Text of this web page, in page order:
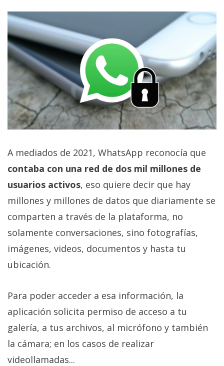
/
Aviso
Legal
El medio de
comunicación
digital donde
encontrarás
todas las
noticias sobre
tecnología,
apps,
informática,
videojuegos,
comparativas,
tutoriales.
El Grupo
Informático
2026.Algunos
derechos
reservados.
A mediados de 2021, WhatsApp reconocía que
contaba con una red de dos mil millones de
usuarios activos, eso quiere decir que hay
millones y millones de datos que diariamente se
comparten a través de la plataforma, no
solamente conversaciones, sino fotografías,
imágenes, videos, documentos y hasta tu
ubicación.
Para poder acceder a esa información, la
aplicación solicita permiso de acceso a tu
galería, a tus archivos, al micrófono y también
la cámara; en los casos de realizar
videollamadas...